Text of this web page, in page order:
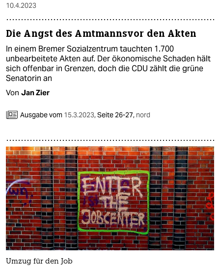
10.4.2023
Die Angst des Amtmannsvor den Akten
In einem Bremer Sozialzentrum tauchten 1.700
unbearbeitete Akten auf. Der ökonomische Schaden hält
sich offenbar in Grenzen, doch die CDU zählt die grüne
Senatorin an
Von Jan Zier
Ausgabe vom 15.3.2023,Seite 26-27, nord
Umzug für den Job